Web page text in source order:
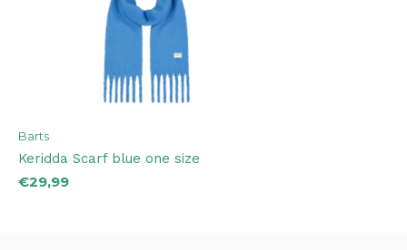
Barts
Keridda Scarf blue one size
€29,99